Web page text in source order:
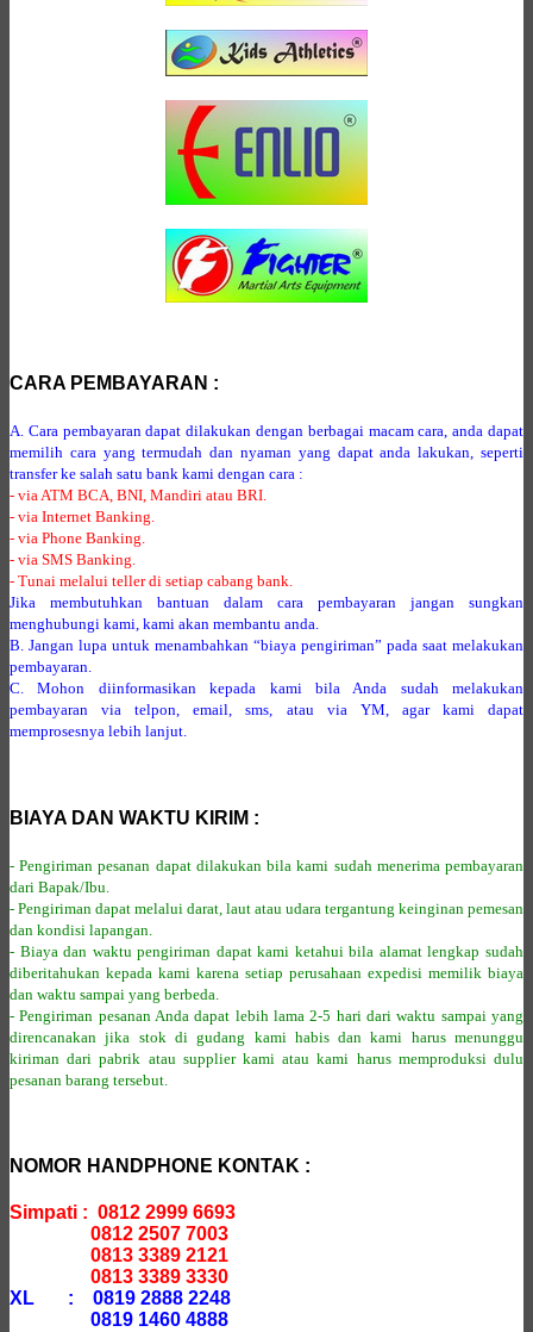
CARA PEMBAYARAN :
A. Cara pembayaran dapat dilakukan dengan berbagai macam cara, anda dapat
memilih cara yang termudah dan nyaman yang dapat anda lakukan, seperti
transfer ke salah satu bank kami dengan cara :
- via ATM BCA, BNI, Mandiri atau BRI.
- via Internet Banking.
- via Phone Banking.
- via SMS Banking.
- Tunai melalui teller di setiap cabang bank.
Jika membutuhkan bantuan dalam cara pembayaran jangan sungkan
menghubungi kami, kami akan membantu anda.
B. Jangan lupa untuk menambahkan “biaya pengiriman” pada saat melakukan
pembayaran.
C. Mohon diinformasikan kepada kami bila Anda sudah melakukan
pembayaran via telpon, email, sms, atau via YM, agar kami dapat
memprosesnya lebih lanjut.
BIAYA DAN WAKTU KIRIM :
- Pengiriman pesanan dapat dilakukan bila kami sudah menerima pembayaran
dari Bapak/Ibu.
- Pengiriman dapat melalui darat, laut atau udara tergantung keinginan pemesan
dan kondisi lapangan.
- Biaya dan waktu pengiriman dapat kami ketahui bila alamat lengkap sudah
diberitahukan kepada kami karena setiap perusahaan expedisi memilik biaya
dan waktu sampai yang berbeda.
- Pengiriman pesanan Anda dapat lebih lama 2-5 hari dari waktu sampai yang
direncanakan jika stok di gudang kami habis dan kami harus menunggu
kiriman dari pabrik atau supplier kami atau kami harus memproduksi dulu
pesanan barang tersebut.
NOMOR HANDPHONE KONTAK :
Simpati : 0812 2999 6693
0812 2507 7003
0813 3389 2121
0813 3389 3330
XL : 0819 2888 2248
0819 1460 4888